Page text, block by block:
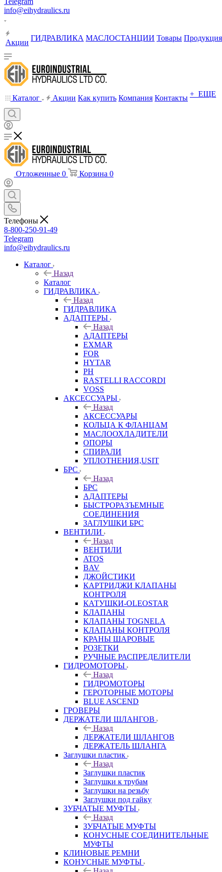
info@eihydraulics.ru
Акции
ГИДРАВЛИКА МАСЛОСТАНЦИИ Товары Продукция
Каталог Акции Как купить Компания Контакты + ЕЩЕ
Отложенные 0 Корзина 0
Телефоны
8-800-250-91-49
Telegram
info@eihydraulics.ru
Каталог
Назад
Каталог
ГИДРАВЛИКА
Назад
ГИДРАВЛИКА
АДАПТЕРЫ
Назад
АДАПТЕРЫ
EXMAR
FOR
HYTAR
PH
RASTELLI RACCORDI
VOSS
АКСЕССУАРЫ
Назад
АКСЕССУАРЫ
КОЛЬЦА К ФЛАНЦАМ
МАСЛООХЛАДИТЕЛИ
ОПОРЫ
СПИРАЛИ
УПЛОТНЕНИЯ,USIT
БРС
Назад
БРС
АДАПТЕРЫ
БЫСТРОРАЗЪЕМНЫЕ
СОЕДИНЕНИЯ
ЗАГЛУШКИ БРС
ВЕНТИЛИ
Назад
ВЕНТИЛИ
ATOS
BAV
ДЖОЙСТИКИ
КАРТРИДЖИ КЛАПАНЫ
КОНТРОЛЯ
КАТУШКИ-OLEOSTAR
КЛАПАНЫ
КЛАПАНЫ TOGNELA
КЛАПАНЫ КОНТРОЛЯ
КРАНЫ ШАРОВЫЕ
РОЗЕТКИ
РУЧНЫЕ РАСПРЕДЕЛИТЕЛИ
ГИДРОМОТОРЫ
Назад
ГИДРОМОТОРЫ
ГЕРОТОРНЫЕ МОТОРЫ
BLUE ASCEND
ГРОВЕРЫ
ДЕРЖАТЕЛИ ШЛАНГОВ
Назад
ДЕРЖАТЕЛИ ШЛАНГОВ
ДЕРЖАТЕЛЬ ШЛАНГА
Заглушки пластик
Назад
Заглушки пластик
Заглушки к трубам
Заглушки на резьбу
Заглушки под гайку
ЗУБЧАТЫЕ МУФТЫ
Назад
ЗУБЧАТЫЕ МУФТЫ
КОНУСНЫЕ СОЕДИНИТЕЛЬНЫЕ
МУФТЫ
КЛИНОВЫЕ РЕМНИ
КОНУСНЫЕ МУФТЫ